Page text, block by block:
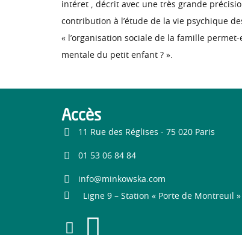
intéret , décrit avec une très grande
contribution à l’étude de la vie psychique
« l’organisation sociale de la famille
mentale du petit enfant ? ».
Accès
11 Rue des Réglises - 75 020 Paris
01 53 06 84 84
info@minkowska.com
Ligne 9 – Station « Porte de Montreuil »